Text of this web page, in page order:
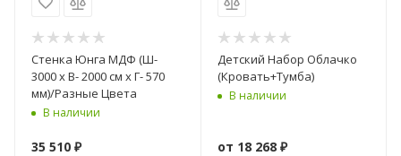
Стенка Юнга МДФ (Ш-
3000 х В- 2000 см х Г- 570
мм)/Разные Цвета
В наличии
35 510 ₽
Детский Набор Облачко
(Кровать+Тумба)
В наличии
от 18 268 ₽